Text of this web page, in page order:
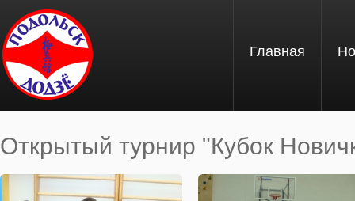
Перейти к основному содержанию
Главная
Открытый турнир "Кубок
Вы здесь